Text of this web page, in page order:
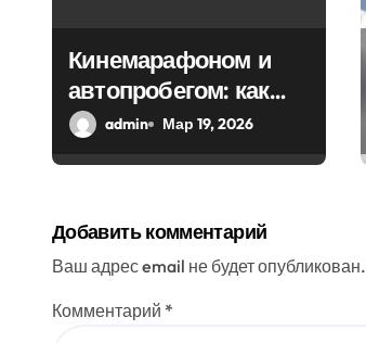
а
п
с
я
м
Кинемарафоном и
автопробегом: как
Севастополь
admin Мар 19, 2026
Добавить комментарий
Ваш адрес email не будет опубликован.
Комментарий *